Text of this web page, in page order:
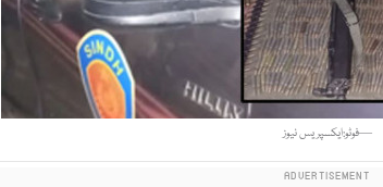
—فوٹو:ایکسپریس نیوز